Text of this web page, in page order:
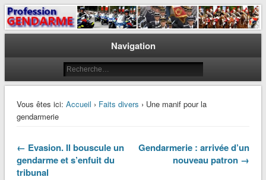
Profession Gendarme
Le journal des gendarmes
Navigation
Vous êtes ici: Accueil › Faits divers › Une manif pour la
gendarmerie
← Evasion. Il bouscule un
gendarme et s’enfuit du
tribunal
Gendarmerie : arrivée d’un
nouveau patron →